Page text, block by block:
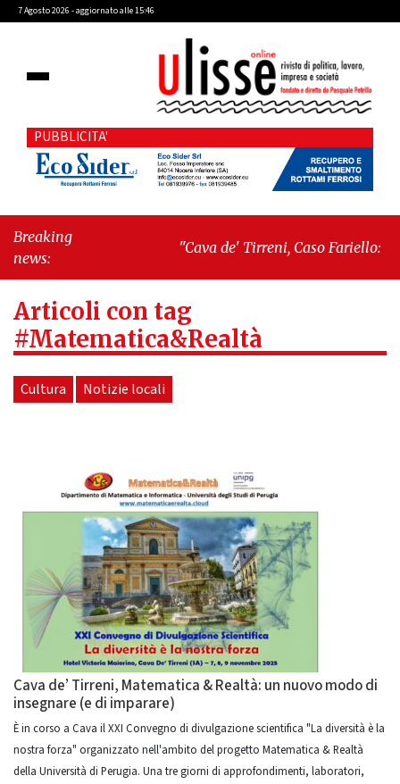
7 Agosto 2026 - aggiornato alle 15:46
PUBBLICITA'
Breaking
news:
"Cava de' Tirreni, Caso Fariello: ora
dimentica perché esiste"
Articoli con tag
#Matematica&Realtà
Cultura Notizie locali
Cava de’ Tirreni, Matematica & Realtà: un nuovo modo di
insegnare (e di imparare)
È in corso a Cava il XXI Convegno di divulgazione scientifica "La diversità è la
nostra forza" organizzato nell'ambito del progetto Matematica & Realtà
della Università di Perugia. Una tre giorni di approfondimenti, laboratori,